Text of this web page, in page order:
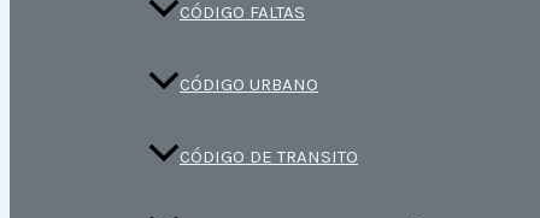
CÓDIGO FALTAS
CÓDIGO URBANO
CÓDIGO DE TRANSITO